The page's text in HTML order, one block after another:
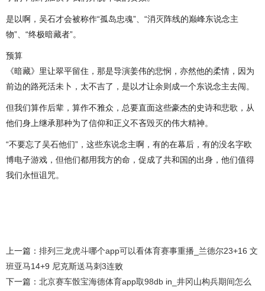
是以啊，吴石才会被称作“孤岛忠魂”、“消灭阵线的巅峰东说念主
物”、“终极暗藏者”。
预算
《暗藏》里让翠平留住，那是导演姜伟的悲悯，亦然他的柔情，因为
前边的路死活未卜，太不吉了，是以才让余则成一个东说念主去闯。
但我们算作后辈，算作不雅众，总要直面这些豪杰的史诗和悲歌，从
他们身上继承那种为了信仰和正义不吝毁灭的伟大精神。
“不要忘了吴石他们”，这些东说念主啊，有的在幕后，有的没名字欧
博电子游戏，但他们都用我方的命，促成了共和国的出身，他们值得
我们永恒诅咒。
上一篇： 排列三龙虎斗哪个app可以看体育赛事重播_兰德尔23+16 文
班亚马14+9 尼克斯送马刺3连败
下一篇： 北京赛车骰宝海德体育app取98db in_井冈山构兵期间怎么